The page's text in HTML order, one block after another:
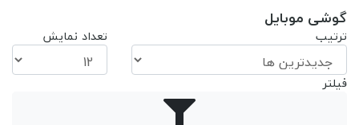
گوشی موبایل
ترتیب تعداد نمایش
فیلتر